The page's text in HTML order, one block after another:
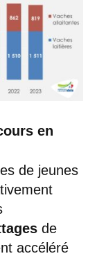
en
de jeunes
de
accéléré